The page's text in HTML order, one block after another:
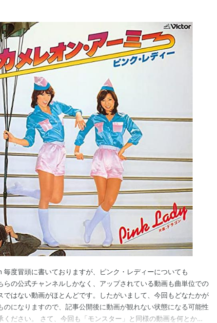
ク・レディーの名でデビューシングル「ペッパー警部」をリ
』出演時のイメージをガラリと変えたその奇抜な歌詞、大胆
は老若男女問わず人気を集めることになる。
て、「ウォンテッド」「UFO」（78年日本レコード大賞受
年日本歌謡大賞受賞）、「モンスター」と連続で100万枚の
具などのキャラクター商品が続々と発売されるなど“PL旋
した。1977年、「ウォンテッド」で『NHK紅白歌合戦』に初
マ劇場での盲学校の生徒たちを招いてのチャリティコンサー
辞退、「価値観の変化」として話題を呼んだ。
DARK」で全米デビューし、日本人としては坂本九の
いて歩こう」）以来となる『ビルボード』誌のヒットチャー
は37位）を果たした。だが、このころから人気にかげりが
事務所の脱税疑惑や、全米で放映された『PINK LADY
切り（6回の放映予定が5回で打ち切りとなった*1）などが人
年9月にはついに解散を発表。翌年3月31日、後楽園球場で
ートを行ない、ファンに別れを告げた。
結成し、1989年・1990年・2000年には因縁の『紅白歌合
からは2年間の期間限定ながら本格的に活動を再開、全国各
ク・レディーの育ての親」といわれた相馬一比古が死去する
、2人はその悲しみを乗り越え、同年5月27日、東京国際フ
散」コンサートを行なうにいたった。
度冒頭に書いておりますが、ピンク・レディーについても
らの公式チャンネルしかなく、アップされている動画も曲単位での
ではない動画がほとんどです。したがいまして、今回もどなたかが
のになりますので、記事公開後に動画が観れない状態になる可能性
ください。 さて、今回も「モンスター」と同様の動画を何とか見